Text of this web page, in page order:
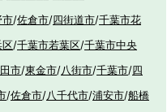
市/佐倉市/四街道市/千葉市花
区/千葉市若葉区/千葉市中央
市/東金市/八街市/千葉市/四
/佐倉市/八千代市/浦安市/船橋